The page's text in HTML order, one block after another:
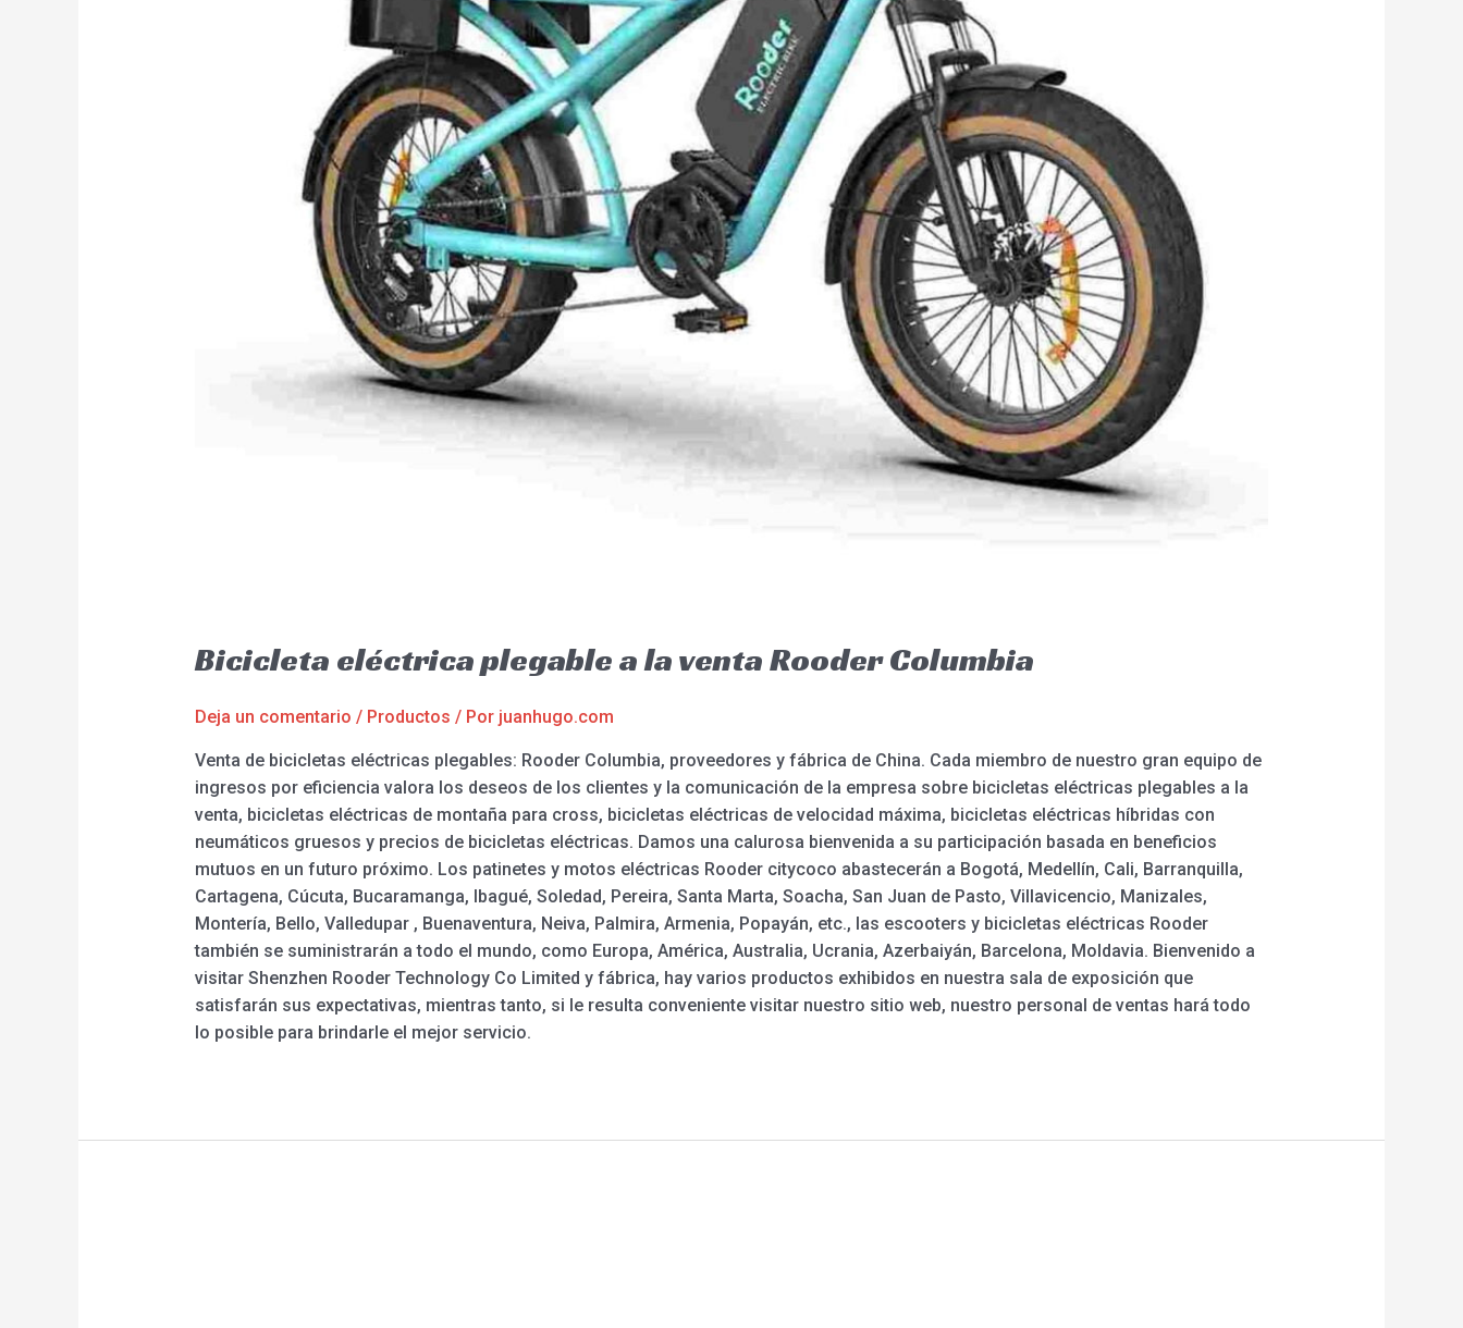
Bicicleta eléctrica plegable a la venta Rooder Columbia
Deja un comentario / Productos / Por juanhugo.com
Venta de bicicletas eléctricas plegables: Rooder Columbia, proveedores y fábrica de China. Cada miembro de nuestro gran equipo de
ingresos por eficiencia valora los deseos de los clientes y la comunicación de la empresa sobre bicicletas eléctricas plegables a la
venta, bicicletas eléctricas de montaña para cross, bicicletas eléctricas de velocidad máxima, bicicletas eléctricas híbridas con
neumáticos gruesos y precios de bicicletas eléctricas. Damos una calurosa bienvenida a su participación basada en beneficios
mutuos en un futuro próximo. Los patinetes y motos eléctricas Rooder citycoco abastecerán a Bogotá, Medellín, Cali, Barranquilla,
Cartagena, Cúcuta, Bucaramanga, Ibagué, Soledad, Pereira, Santa Marta, Soacha, San Juan de Pasto, Villavicencio, Manizales,
Montería, Bello, Valledupar , Buenaventura, Neiva, Palmira, Armenia, Popayán, etc., las escooters y bicicletas eléctricas Rooder
también se suministrarán a todo el mundo, como Europa, América, Australia, Ucrania, Azerbaiyán, Barcelona, Moldavia. Bienvenido a
visitar Shenzhen Rooder Technology Co Limited y fábrica, hay varios productos exhibidos en nuestra sala de exposición que
satisfarán sus expectativas, mientras tanto, si le resulta conveniente visitar nuestro sitio web, nuestro personal de ventas hará todo
lo posible para brindarle el mejor servicio.